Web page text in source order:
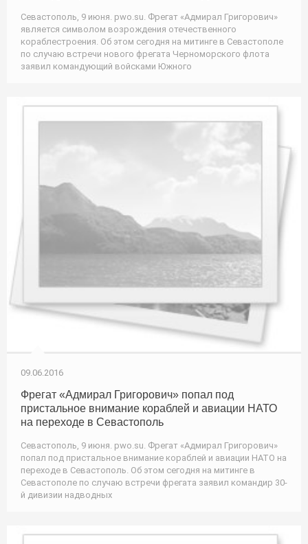
Севастополь, 9 июня. pwo.su. Фрегат «Адмирал Григорович»
является символом возрождения отечественного
кораблестроения. Об этом сегодня на митинге в Севастополе
по случаю встречи нового фрегата Черноморского флота
заявил командующий войсками Южного
09.06.2016
Фрегат «Адмирал Григорович» попал под
пристальное внимание кораблей и авиации НАТО
на переходе в Севастополь
Севастополь, 9 июня. pwo.su. Фрегат «Адмирал Григорович»
попал под пристальное внимание кораблей и авиации НАТО на
переходе в Севастополь. Об этом сегодня на митинге в
Севастополе по случаю встречи фрегата заявил командир 30-
й дивизии надводных